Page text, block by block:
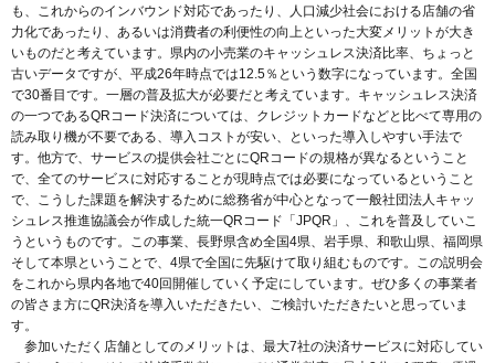
も、これからのインバウンド対応であったり、人口減少社会における店舗の省
力化であったり、あるいは消費者の利便性の向上といった大変メリットが大き
いものだと考えています。県内の小売業のキャッシュレス決済比率、ちょっと
古いデータですが、平成26年時点では12.5％という数字になっています。全国
で30番目です。一層の普及拡大が必要だと考えています。キャッシュレス決済
の一つであるQRコード決済については、クレジットカードなどと比べて専用の
読み取り機が不要である、導入コストが安い、といった導入しやすい手法で
す。他方で、サービスの提供会社ごとにQRコードの規格が異なるということ
で、全てのサービスに対応することが現時点では必要になっているということ
で、こうした課題を解決するために総務省が中心となって一般社団法人キャッ
シュレス推進協議会が作成した統一QRコード「JPQR」、これを普及していこ
うというものです。この事業、長野県含め全国4県、岩手県、和歌山県、福岡県
そして本県ということで、4県で全国に先駆けて取り組むものです。この説明会
をこれから県内各地で40回開催していく予定にしています。ぜひ多くの事業者
の皆さま方にQR決済を導入いただきたい、ご検討いただきたいと思っていま
す。
参加いただく店舗としてのメリットは、最大7社の決済サービスに対応してい